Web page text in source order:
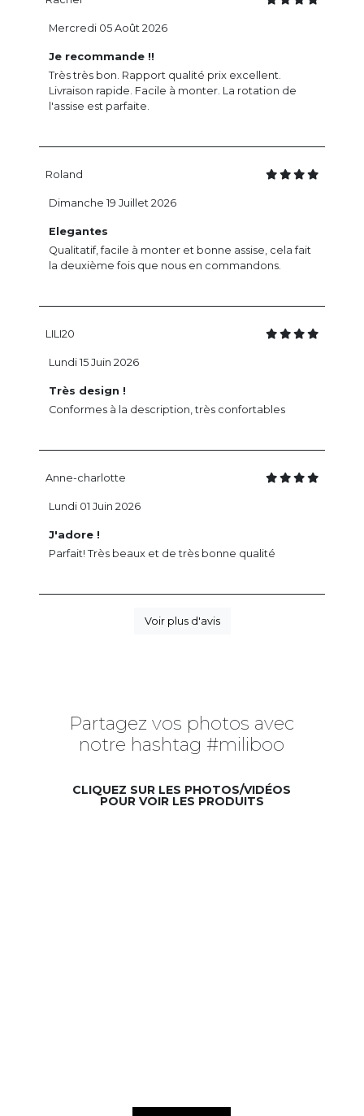
Je recommande !!
Très très bon. Rapport qualité prix excellent.
Livraison rapide. Facile à monter. La rotation de
l'assise est parfaite.
Mercredi 05 Août 2026
Roland
Elegantes
Qualitatif, facile à monter et bonne assise, cela fait
la deuxième fois que nous en commandons.
Dimanche 19 Juillet 2026
LILI20
Très design !
Conformes à la description, très confortables
Lundi 15 Juin 2026
Anne-charlotte
J'adore !
Parfait! Très beaux et de très bonne qualité
Lundi 01 Juin 2026
Voir plus d'avis
Partagez vos photos avec
notre hashtag #miliboo
CLIQUEZ SUR LES PHOTOS/VIDÉOS
POUR VOIR LES PRODUITS